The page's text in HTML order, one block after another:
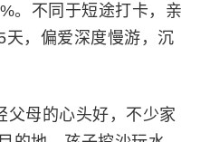
。不同于短途打卡，亲
天，偏爱深度慢游，沉
父母的心头好，不少家